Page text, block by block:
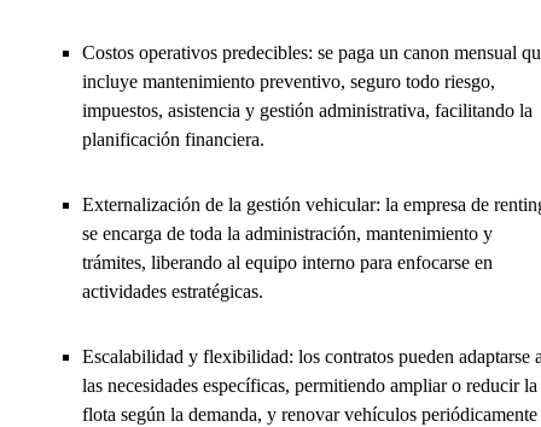
Costos operativos predecibles: se paga un canon mensual
incluye mantenimiento preventivo, seguro todo riesgo,
impuestos, asistencia y gestión administrativa, facilitando la
planificación financiera.
Externalización de la gestión vehicular: la empresa de
se encarga de toda la administración, mantenimiento y
trámites, liberando al equipo interno para enfocarse en
actividades estratégicas.
Escalabilidad y flexibilidad: los contratos pueden adaptarse
las necesidades específicas, permitiendo ampliar o reducir la
flota según la demanda, y renovar vehículos periódicamente